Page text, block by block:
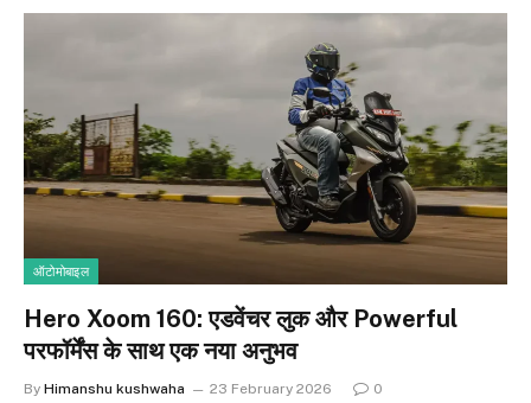
ऑटोमोबाइल
Hero Xoom 160: एडवेंचर लुक और Powerful
परफॉर्मेंस के साथ एक नया अनुभव
By Himanshu kushwaha 23 February 2026 0